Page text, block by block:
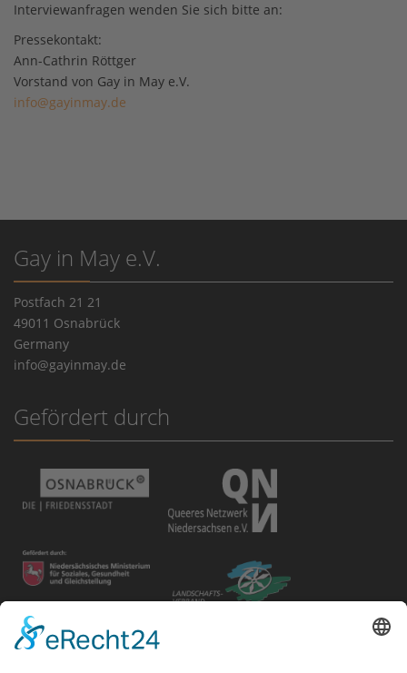
Interviewanfragen wenden Sie sich bitte an:
Pressekontakt:
Ann-Cathrin Röttger
Vorstand von Gay in May e.V.
info@gayinmay.de
Gay in May e.V.
Postfach 21 21
49011 Osnabrück
Germany
info@gayinmay.de
Gefördert durch